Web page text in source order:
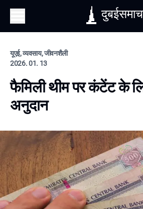
यूएई, व्यवसाय, जीवनशैली
2026. 01. 13
फैमिली थीम पर कंटेंट के
अनुदान